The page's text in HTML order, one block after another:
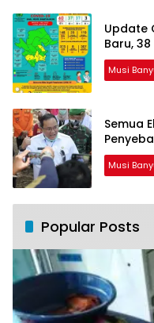
Update
Baru,
Musi
Semua
Musi
Popular Posts